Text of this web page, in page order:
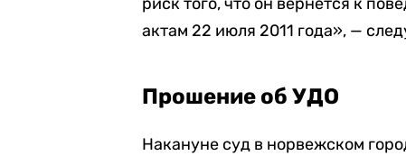
актам 22 июля 2011 года», —
Прошение об УДО
Накануне суд в норвежском